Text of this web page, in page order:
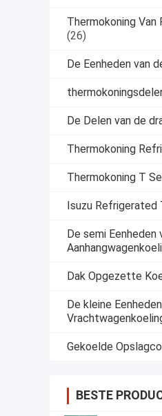
Thermokoning
(26)
De Eenheden van
De Delen van de
Thermokoning
Thermokoning T
Isuzu Refrigerated
De semi Eenheden
Dak Opgezette
De kleine
Gekoelde
BESTE